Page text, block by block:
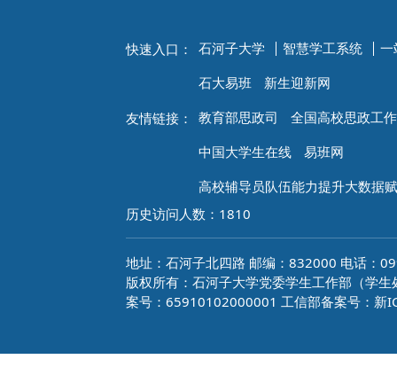
快速入口： 石河子大学 智慧学工系统
一
石大易班
新生迎新网
友情链接：
教育部思政司
全国高校思政工
中国大学生在线
易班网
高校辅导员队伍能力提升大数据
历史访问人数： 1810
地址：石河子北四路 邮编：832000 电话：
版权所有：石河子大学党委学生工作部（学
案号：65910102000001 工信部备案号：新